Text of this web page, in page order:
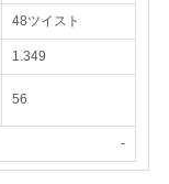
48ツイスト
1.349
56
-